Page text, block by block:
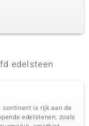
edelsteen
continent is rijk aan de
edelstenen, zoals